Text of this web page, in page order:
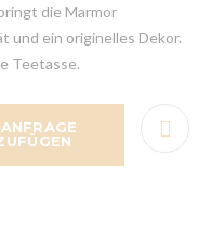
die Marmor
und ein originelles Dekor.
Teetasse.